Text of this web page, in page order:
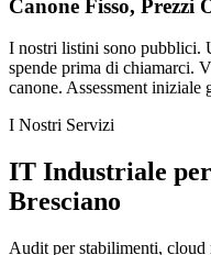
Canone Fisso, Prezzi
I nostri listini sono pubblici.
spende prima di chiamarci.
canone. Assessment iniziale
I Nostri Servizi
IT Industriale
Bresciano
Audit per stabilimenti,